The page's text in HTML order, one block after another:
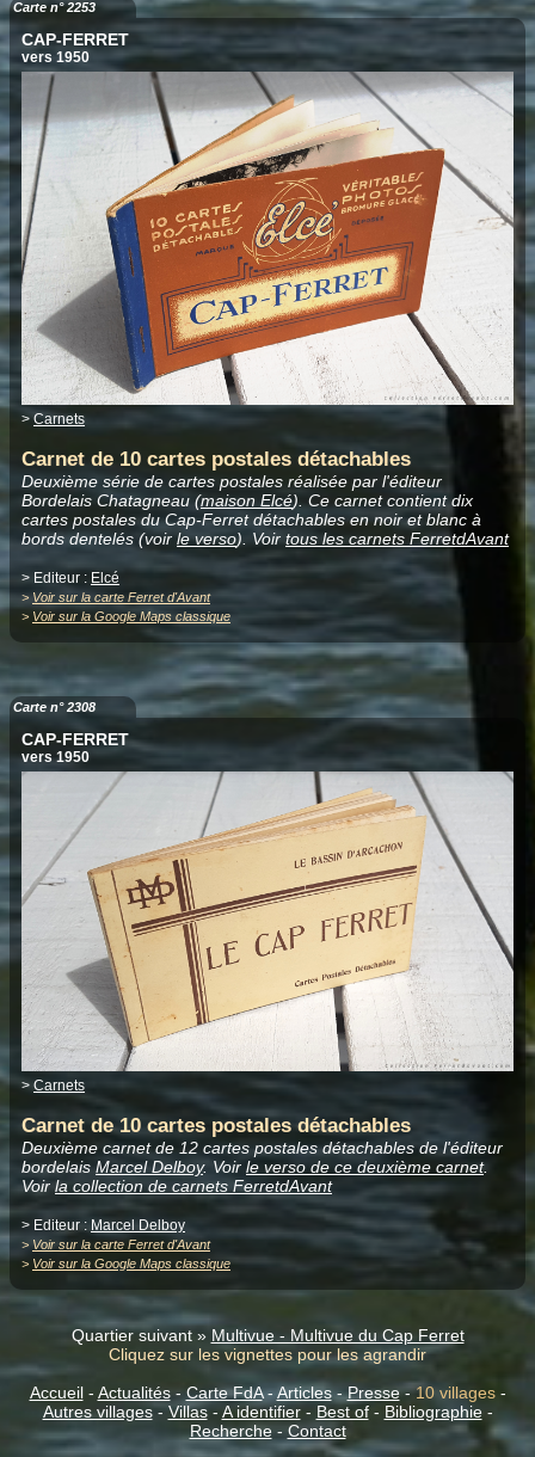
Carte n° 2253
CAP-FERRET
vers 1950
>Carnets
Carnet de 10 cartes postales détachables
Deuxième série de cartes postales réalisée par l'éditeur
Bordelais Chatagneau (maison Elcé). Ce carnet contient dix
cartes postales du Cap-Ferret détachables en noir et blanc à
bords dentelés (voir le verso). Voir tous les carnets FerretdAvant
> Editeur : Elcé
>Voir sur la carte Ferret d'Avant
> Voir sur la Google Maps classique
Carte n° 2308
CAP-FERRET
vers 1950
> Carnets
Carnet de 10 cartes postales détachables
Deuxième carnet de 12 cartes postales détachables de l'éditeur
bordelais Marcel Delboy. Voir le verso de ce deuxième carnet.
Voirla collection de carnets FerretdAvant
> Editeur : Marcel Delboy
> Voir sur la carte Ferret d'Avant
> Voir sur la Google Maps classique
Quartier suivant » Multivue - Multivue du Cap Ferret
Cliquez sur les vignettes pour les agrandir
Accueil- Actualités-Carte FdA-Articles-Presse-10 villages-
Autres villages- Villas- A identifier- Best of- Bibliographie-
Recherche- Contact